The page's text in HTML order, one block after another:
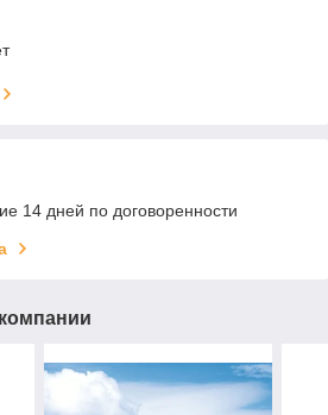
14 дней по договоренности